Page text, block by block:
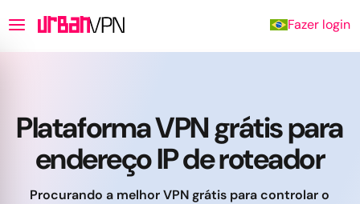
Fazer login
Plataforma VPN grátis para
endereço IP de roteador
Procurando a melhor VPN grátis para controlar o